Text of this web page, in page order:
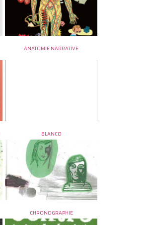
ANATOMIE NARRATIVE
BLANCO
CHRONOGRAPHIE